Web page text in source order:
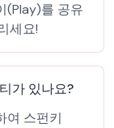
(Play)를 공유
세요!
가 있나요?
여 스펀키